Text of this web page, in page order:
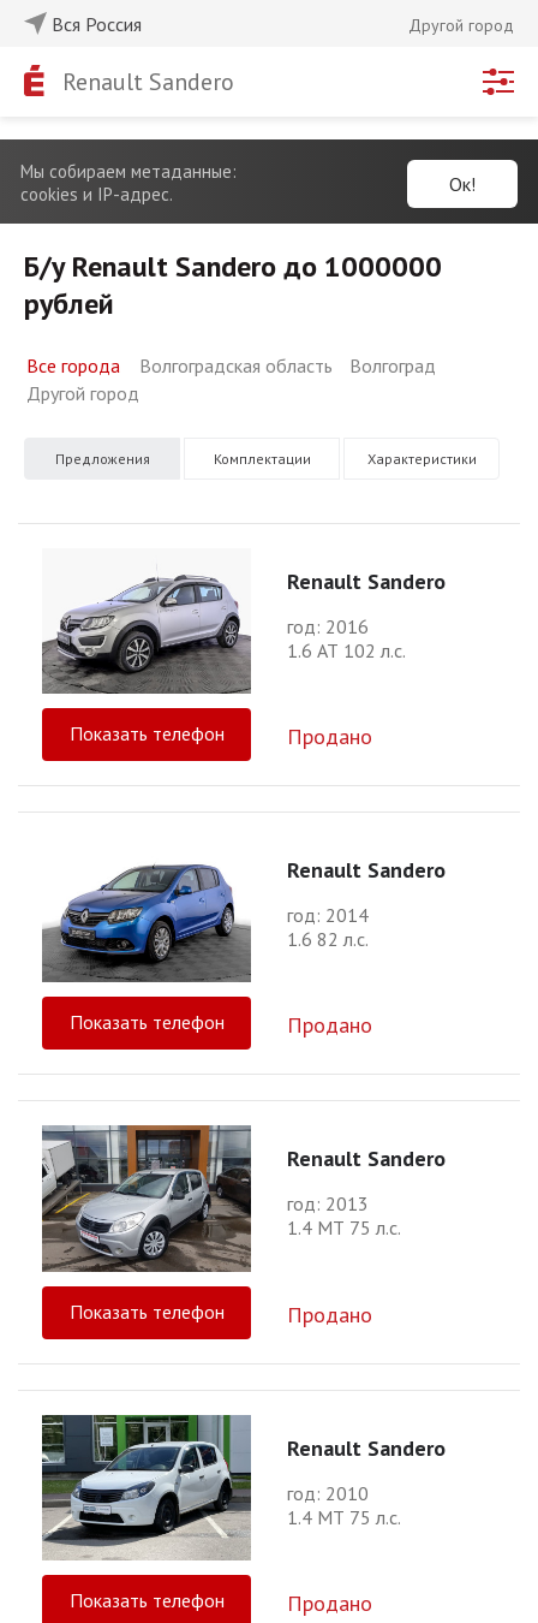
Вся Россия Другой город
Renault Sandero
Мы собираем метаданные:
cookies и IP-адрес.
Ок!
Б/у Renault Sandero до 1000000
рублей
Все города Волгоградская область
Волгоград
Другой город
Предложения Комплектации Характеристики
Renault Sandero
год: 2016
1.6 АТ 102 л.с.
Показать телефон Продано
Renault Sandero
год: 2014
1.6 82 л.с.
Показать телефон Продано
Renault Sandero
год: 2013
1.4 МТ 75 л.с.
Показать телефон Продано
Renault Sandero
год: 2010
1.4 МТ 75 л.с.
Показать телефон Продано